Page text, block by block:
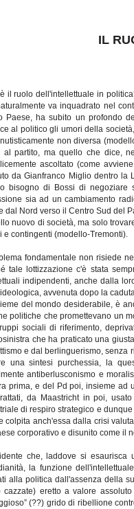
IL
il ruolo dell'intellettuale in
va inquadrato nel
Paese, ha subito un profondo
al politico gli umori della
non diversa
al partito, ma quello che dice,
ascoltato (come
da Gianfranco Miglio dentro la
bisogno di Bossi di negoziare
sia ad un cambiamento
dal Nord verso il Centro Sud del
nuovo di società, ma solo
e contingenti (modello-Tremonti).
fondamentale non risiede
tale lottizzazione c'è stata
indipendenti, anche dalla
avvenuta dopo la
del mondo desiderabile, è
politiche che promettevano un
sociali di riferimento,
che ha praticato una
e dal berlinguerismo, senza
una sintesi purchessia, la
antiberlusconismo e
prima, e del Pd poi, insieme ad
da Maastricht in poi,
di respiro strategico e
colpita anch'essa dalla crisi
corporativo e disunito come il
che, laddove si
la funzione
alla politica dall'assenza della
cazzate) eretto a valore
(??) grido di ribellione